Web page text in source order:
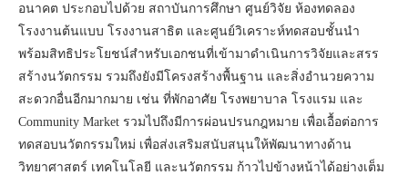
อนาคต ประกอบไปด้วย สถาบันการศึกษา ศูนย์วิจัย ห้องทดลอง
โรงงานต้นแบบ โรงงานสาธิต และศูนย์วิเคราะห์ทดสอบชั้นนำ
พร้อมสิทธิประโยชน์สำหรับเอกชนที่เข้ามาดำเนินการวิจัยและสรร
สร้างนวัตกรรม รวมถึงยังมีโครงสร้างพื้นฐาน และสิ่งอำนวยความ
สะดวกอื่นอีกมากมาย เช่น ที่พักอาศัย โรงพยาบาล โรงแรม และ
Community Market รวมไปถึงมีการผ่อนปรนกฎหมาย เพื่อเอื้อต่อการ
ทดสอบนวัตกรรมใหม่ เพื่อส่งเสริมสนับสนุนให้พัฒนาทางด้าน
วิทยาศาสตร์ เทคโนโลยี และนวัตกรรม ก้าวไปข้างหน้าได้อย่างเต็ม